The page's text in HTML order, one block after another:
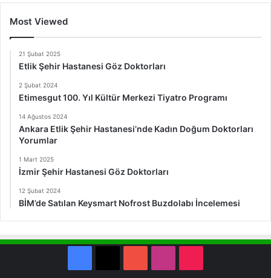
Most Viewed
21 Şubat 2025
Etlik Şehir Hastanesi Göz Doktorları
2 Şubat 2024
Etimesgut 100. Yıl Kültür Merkezi Tiyatro Programı
14 Ağustos 2024
Ankara Etlik Şehir Hastanesi’nde Kadın Doğum Doktorları
Yorumlar
1 Mart 2025
İzmir Şehir Hastanesi Göz Doktorları
12 Şubat 2024
BİM’de Satılan Keysmart Nofrost Buzdolabı İncelemesi